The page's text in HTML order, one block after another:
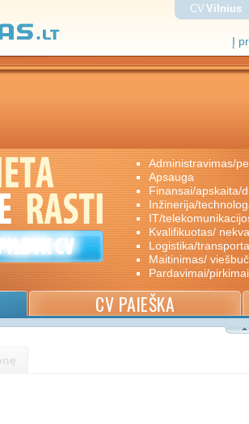
Į
CV Vilnius
administravimas/
apsauga
finansai/apskaita/
inžinerija/
IT/
kvalifikuotas/
logistika/
maitinimas/
pardavimai/
CV PAIEŠKA